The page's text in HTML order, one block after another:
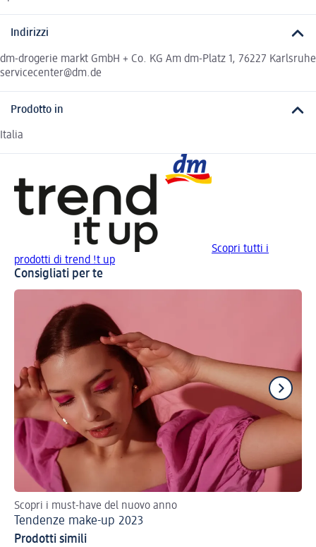
Indirizzi
dm-drogerie markt GmbH + Co. KG Am dm-Platz 1, 76227 Karlsruhe
servicecenter@dm.de
Prodotto in
Italia
Scopri tutti i
prodotti di trend !t up
Consigliati per te
Scopri i must-have del nuovo anno
Tendenze make-up 2023
Prodotti simili